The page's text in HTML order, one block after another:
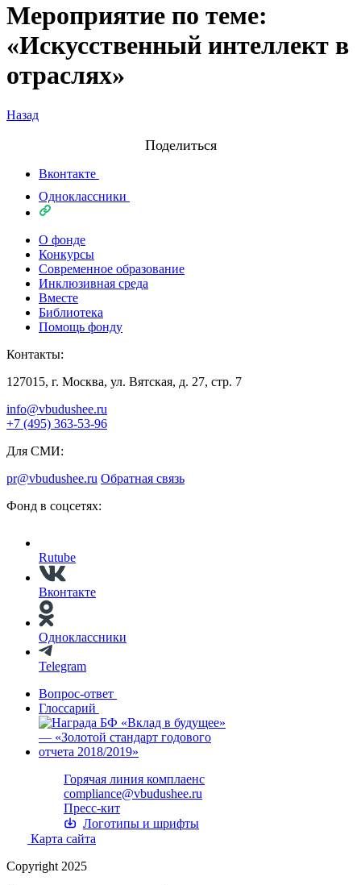
Мероприятие по теме:
«Искусственный интеллект в
отраслях»
Назад
Поделиться
Вконтакте
Одноклассники
О фонде
Конкурсы
Современное образование
Инклюзивная среда
Вместе
Библиотека
Помощь фонду
Контакты:
127015, г. Москва, ул. Вятская, д. 27, стр. 7
info@vbudushee.ru
+7 (495) 363-53-96
Для СМИ:
pr@vbudushee.ru Обратная связь
Фонд в соцсетях:
Rutube
Вконтакте
Одноклассники
Telegram
Вопрос-ответ
Глоссарий
Горячая линия комплаенс
compliance@vbudushee.ru
Пресс-кит
Логотипы и шрифты
Карта сайта
Copyright 2025